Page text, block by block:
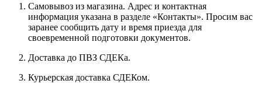
Самовывоз из магазина. Адрес и контактная
информация указана в разделе «Контакты». Просим вас
заранее сообщить дату и время приезда для
своевременной подготовки документов.
Доставка до ПВЗ СДЕКа.
Курьерская доставка СДЕКом.